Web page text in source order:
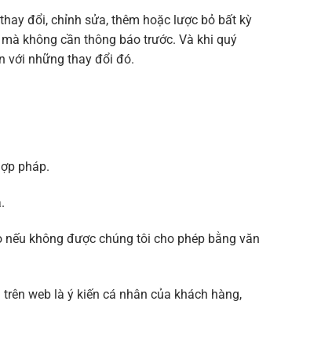
đổi, chỉnh sửa, thêm hoặc lược bỏ bất kỳ
không cần thông báo trước. Và khi quý
với những thay đổi đó.
pháp.
không được chúng tôi cho phép bằng văn
web là ý kiến cá nhân của khách hàng,